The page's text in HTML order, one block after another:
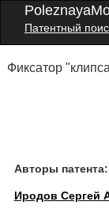
Патентный
Фиксатор
Авторы патента:
Иродов Сергей